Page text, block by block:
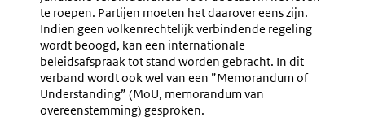
te roepen. Partijen moeten het daarover eens zijn.
Indien geen volkenrechtelijk verbindende regeling
wordt beoogd, kan een internationale
beleidsafspraak tot stand worden gebracht. In dit
verband wordt ook wel van een ”Memorandum of
Understanding” (MoU, memorandum van
overeenstemming) gesproken.